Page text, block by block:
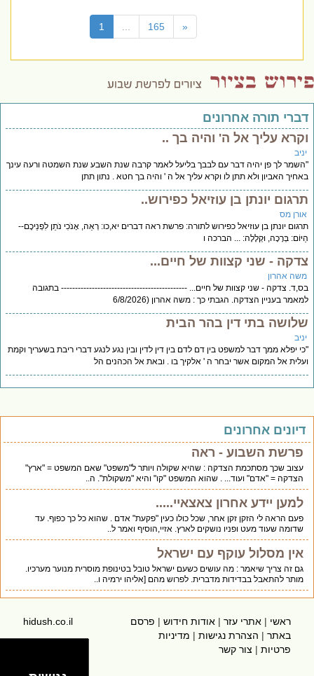
1 165 «
דברי תורה אחרונים
וקרא עליך אל ה' והיה בך ..
יניב
"השמר לך פן יהיה דבר עם לבבך בליעל לאמר קרבה שנת השבע שנת השמטה ורעה עינך
באחיך האביון ולא תתן לו וקרא עליך אל ה ' והיה בך חטא . נתון תתן
תרגום יונתן בן עוזיאל כפירוש..
אורן מס
תרגום יונתן בן עוזיאל כפירוש לתורה: פרשת ראה דברים יא,כו: רְאֵה, אָנֹכִי נֹתֵן לִפְנֵיכֶם--
הַיּוֹם: בְּרָכָה, וּקְלָלָה: ... הברכה ו
צדקה - שני קצוות של חיים...
משה אהרון
בס,ד. צדקה - שני קצוות של חיים... --------------------------------------------- בתגובה
למאמר בעניין הצדקה. הגבתי כך : משה אהרון (6/8/2026
שלושה בתי דין בהר הבית
יניב
"כי יפלא ממך דבר למשפט בין דם לדם בין דין לדין ובין נגע לנגע דברי ריבת בשעריך וקמת
ועלית אל המקום אשר יבחר ה ' אלקיך בו . ובאת אל הכהנים הל
דיונים אחרונים
פרשת השבוע - ראה
עצוב שכך מסתכמת הצדקה : שהיא שקולה ויותר ל"משפט" שאם המשפט = "ארץ"
הצדקה = "אדם" ועוד... . שהוא המשפט "קו" והיא "משקולת". ה..
למען יידע אחרון צאצאיי.....
פעם הראה לי הזקן זקן אחר, שכל כולו כעין "פקעת" אדם . שהוא כל כך כפוף. עד
שדומה שעוד מעט ופניו נושקים לארץ. אזיי,הוסיף ואמר ל..
אין מסלול עוקף עם ישראל
גם זה צריך שיאמר : מה עושים כשעם ישראל טובל בטינופת מוסרית מנוער מערכיו.
מותר להתאבל בבדידות מדברית. לפרוש מהם [אליהו ירמיה ו..
ראשי | אתרי עזר | אודות חידוש | פרסם
באתר | הצהרת נגישות | מדיניות
פרטיות | צור קשר
hidush.co.il